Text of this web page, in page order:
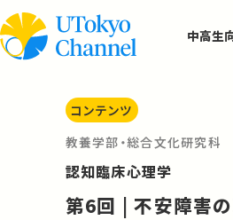
中高生
コンテンツ
教養学部・総合文化研究科
認知臨床心理学
第6回 | 不安障害